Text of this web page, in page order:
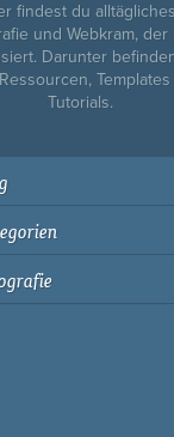
findest du
und Webkram, der
Darunter
Tutorials.